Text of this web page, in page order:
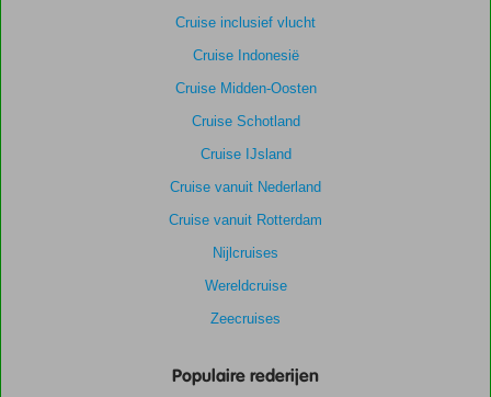
Cruise inclusief vlucht
Cruise Indonesië
Cruise Midden-Oosten
Cruise Schotland
Cruise IJsland
Cruise vanuit Nederland
Cruise vanuit Rotterdam
Nijlcruises
Wereldcruise
Zeecruises
Populaire rederijen